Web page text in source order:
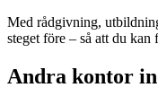
Med rådgivning,
steget före – så att du
Andra kontor